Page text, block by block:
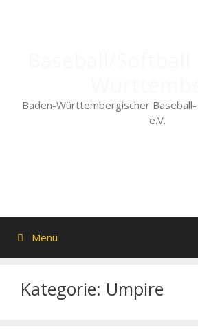
Baden-Württembergischer
e.V.
Menü
Kategorie: Umpire